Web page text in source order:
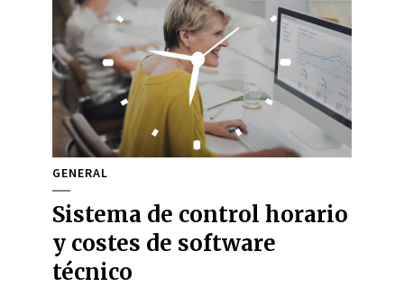
GENERAL
Sistema de control horario
y costes de software
técnico